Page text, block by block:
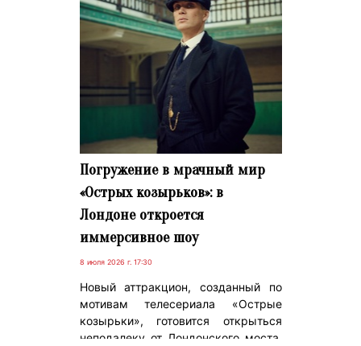
Погружение в мрачный мир
«Острых козырьков»: в
Лондоне откроется
иммерсивное шоу
8 июля 2026 г. 17:30
Новый аттракцион, созданный по
мотивам телесериала «Острые
козырьки», готовится открыться
неподалеку от Лондонского моста.